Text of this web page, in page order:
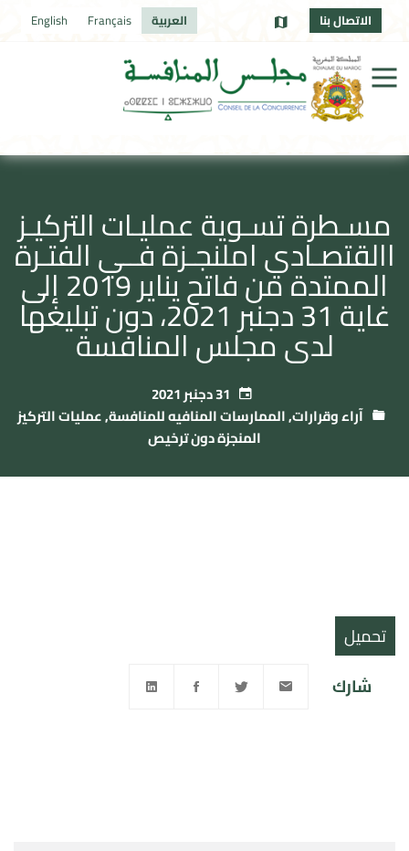
الاتصال بنا العربية Français
English
مسـطرة تسـوية عمليـات التركيـز
االقتصـادي املنجـزة فــي الفتـرة
الممتدة من فاتح يناير 2019 إلى
غاية 31 دجنبر 2021، دون تبليغها
لدى مجلس المنافسة
آراء وقرارات,الممارسات المنافيه للمنافسة,عمليات التركيز
المنجزة دون ترخيص
تحميل
شارك